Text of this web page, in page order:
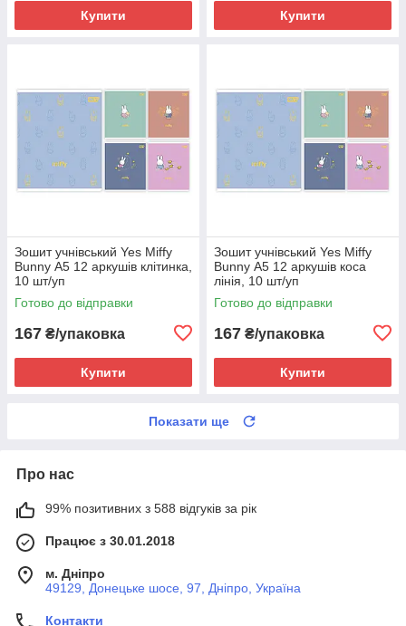
Купити Купити
Зошит учнівський Yes Miffy
Bunny А5 12 аркушів клітинка,
10 шт/уп
Готово до відправки
167 ₴/упаковка
Купити
Зошит учнівський Yes Miffy
Bunny А5 12 аркушів коса
лінія, 10 шт/уп
Готово до відправки
167 ₴/упаковка
Купити
Показати ще
Про нас
99% позитивних з 588 відгуків за рік
Працює з 30.01.2018
м. Дніпро
49129, Донецьке шосе, 97, Дніпро, Україна
Контакти